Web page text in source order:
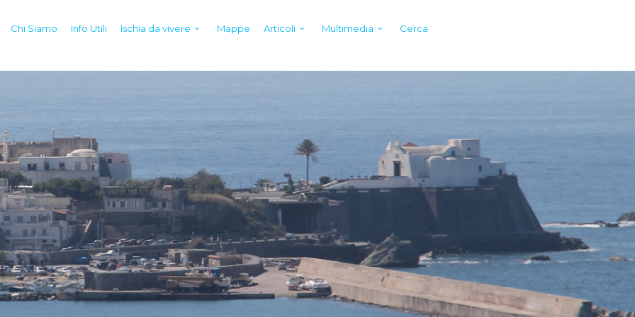
Chi Siamo Info Utili Ischia da vivere Mappe Articoli Multimedia Cerca